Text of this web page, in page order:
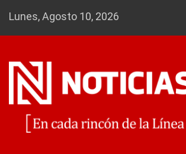
Lunes, Agosto 10, 2026